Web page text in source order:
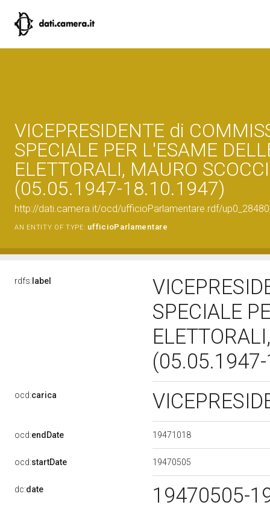
VICEPRESIDENTE di
SPECIALE PER L'ESAME
ELETTORALI, MAURO
(05.05.1947-18.10.1947)
http://dati.camera.it/ocd/ufficioParlamentare.rdf/
AN ENTITY OF TYPE: ufficioParlamentare
rdfs: label
SPECIALE
ocd:carica
ocd:endDate 19471018
ocd:startDate 19470505
dc:date 19470505-